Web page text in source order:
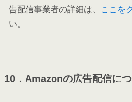
告配信事業者の詳細は、
ここを
い。
10．Amazonの広告配信に